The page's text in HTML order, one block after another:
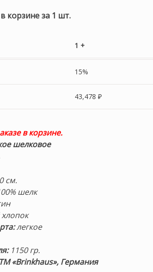
корзине за 1 шт.
1 +
15%
43,478 ₽
в корзине.
шелковое
см.
шелк
хлопок
легкое
1150 гр.
«Brinkhaus», Германия